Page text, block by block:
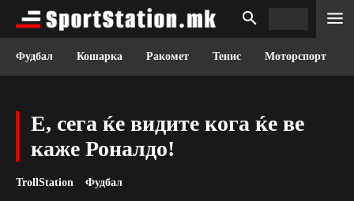
Фудбал Кошарка Ракомет Тенис Моторспорт
Е, сега ќе видите кога ќе ве
каже Роналдо!
TrollStation Фудбал